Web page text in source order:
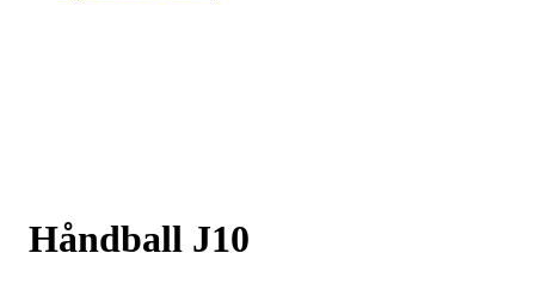
Håndball J10